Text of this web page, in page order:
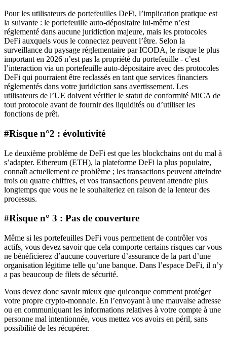
Pour les utilisateurs de portefeuilles DeFi, l’implication pratique est
la suivante : le portefeuille auto-dépositaire lui-même n’est
réglementé dans aucune juridiction majeure, mais les protocoles
DeFi auxquels vous le connectez peuvent l’être. Selon la
surveillance du paysage réglementaire par ICODA, le risque le plus
important en 2026 n’est pas la propriété du portefeuille - c’est
l’interaction via un portefeuille auto-dépositaire avec des protocoles
DeFi qui pourraient être reclassés en tant que services financiers
réglementés dans votre juridiction sans avertissement. Les
utilisateurs de l’UE doivent vérifier le statut de conformité MiCA de
tout protocole avant de fournir des liquidités ou d’utiliser les
fonctions de prêt.
#Risque n°2 : évolutivité
Le deuxième problème de DeFi est que les blockchains ont du mal à
s’adapter. Ethereum (ETH), la plateforme DeFi la plus populaire,
connaît actuellement ce problème ; les transactions peuvent atteindre
trois ou quatre chiffres, et vos transactions peuvent attendre plus
longtemps que vous ne le souhaiteriez en raison de la lenteur des
processus.
#Risque n° 3 : Pas de couverture
Même si les portefeuilles DeFi vous permettent de contrôler vos
actifs, vous devez savoir que cela comporte certains risques car vous
ne bénéficierez d’aucune couverture d’assurance de la part d’une
organisation légitime telle qu’une banque. Dans l’espace DeFi, il n’y
a pas beaucoup de filets de sécurité.
Vous devez donc savoir mieux que quiconque comment protéger
votre propre crypto-monnaie. En l’envoyant à une mauvaise adresse
ou en communiquant les informations relatives à votre compte à une
personne mal intentionnée, vous mettez vos avoirs en péril, sans
possibilité de les récupérer.